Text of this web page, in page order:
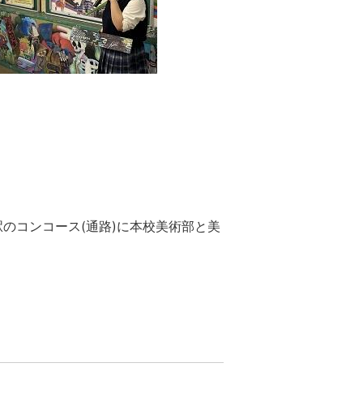
コンコース(通路)に本校美術部と美